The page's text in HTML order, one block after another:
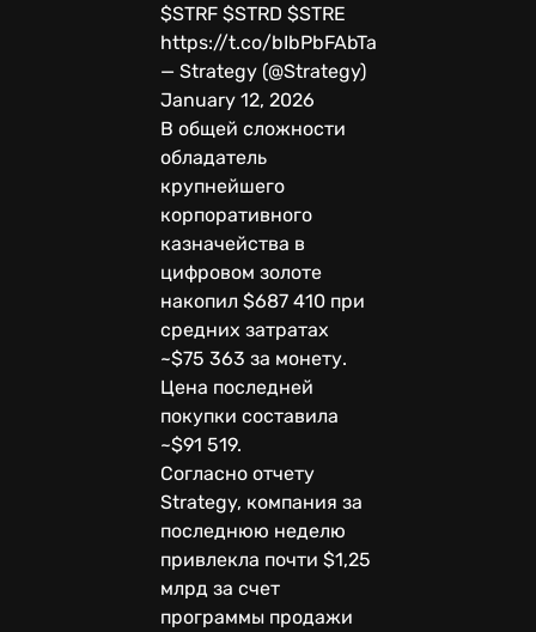
$STRF $STRD $STRE
https://t.co/bIbPbFAbTa
— Strategy (@Strategy)
January 12, 2026
В общей сложности
обладатель
крупнейшего
корпоративного
казначейства в
цифровом золоте
накопил $687 410 при
средних затратах
~$75 363 за монету.
Цена последней
покупки составила
~$91 519.
Согласно отчету
Strategy, компания за
последнюю неделю
привлекла почти $1,25
млрд за счет
программы продажи